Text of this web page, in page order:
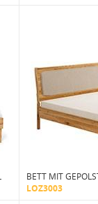
BETT MIT
LOZ3003